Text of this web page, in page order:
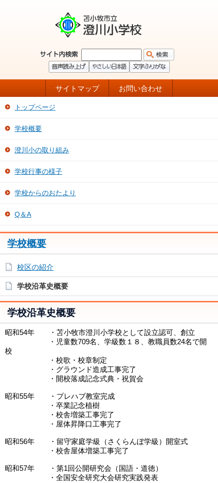
サイトマップ お問い合わせ
トップページ
学校概要
澄川小の取り組み
学校行事の様子
学校からのおたより
Q＆A
学校概要
校区の紹介
学校沿革史概要
学校沿革史概要
昭和54年 ・苫小牧市澄川小学校として設立認可、創立
・児童数709名、学級数１８、教職員数24名で開
校
・校歌・校章制定
・グラウンド造成工事完了
・開校落成記念式典・祝賀会
昭和55年 ・プレハブ教室完成
・卒業記念植樹
・校舎増築工事完了
・屋体昇降口工事完了
昭和56年 ・留守家庭学級（さくらんぼ学級）開室式
・校舎屋体増築工事完了
昭和57年 ・第1回公開研究会（国語・道徳）
・全国安全研究大会研究実践発表